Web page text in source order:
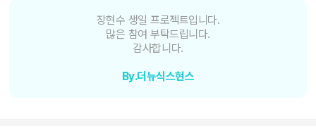
장현수 생일 프로젝트입니다.
많은 참여 부탁드립니다.
감사합니다.
By.더뉴식스현스